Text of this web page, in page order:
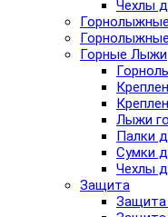
Чехлы
Горные Лыжи
Лыжи
Палки
Сумки
Чехлы
Защита
Защита